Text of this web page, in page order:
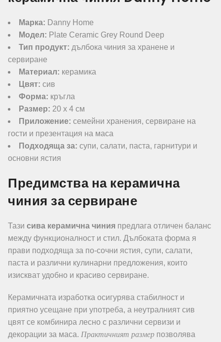
Марка: Danny Home
Модел: Plate Ceramic Grey Round Deep
Тип продукт: дълбока чиния за хранене и
сервиране
Материал: керамика
Цвят: сив
Форма: кръгла
Размер: 20 x 4 см
Приложение: семейни хранения, сервиране на
гости и презентация на маса
Подходяща за: супи, салати, паста, гарнитури и
основни ястия
Предимства на керамична
чиния за сервиране
Тази сива керамична чиния предлага отличен баланс
между функционалност и стил. Дълбоката форма я
прави подходяща за по-сочни ястия, супи, салати,
паста и различни кулинарни предложения, които
изискват удобно и красиво сервиране.
Керамичната изработка осигурява стабилност и
приятно усещане при употреба, а неутралният сив
цвят се комбинира лесно с различни сервизи и
декорации за маса. Практичният размер позволява